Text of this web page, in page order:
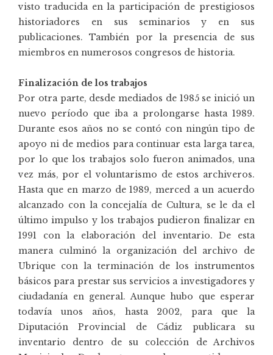
visto traducida en la participación de prestigiosos
historiadores en sus seminarios y en sus
publicaciones. También por la presencia de sus
miembros en numerosos congresos de historia.
Finalización de los trabajos
Por otra parte, desde mediados de 1985 se inició un
nuevo período que iba a prolongarse hasta 1989.
Durante esos años no se contó con ningún tipo de
apoyo ni de medios para continuar esta larga tarea,
por lo que los trabajos solo fueron animados, una
vez más, por el voluntarismo de estos archiveros.
Hasta que en marzo de 1989, merced a un acuerdo
alcanzado con la concejalía de Cultura, se le da el
último impulso y los trabajos pudieron finalizar en
1991 con la elaboración del inventario. De esta
manera culminó la organización del archivo de
Ubrique con la terminación de los instrumentos
básicos para prestar sus servicios a investigadores y
ciudadanía en general. Aunque hubo que esperar
todavía unos años, hasta 2002, para que la
Diputación Provincial de Cádiz publicara su
inventario dentro de su colección de Archivos